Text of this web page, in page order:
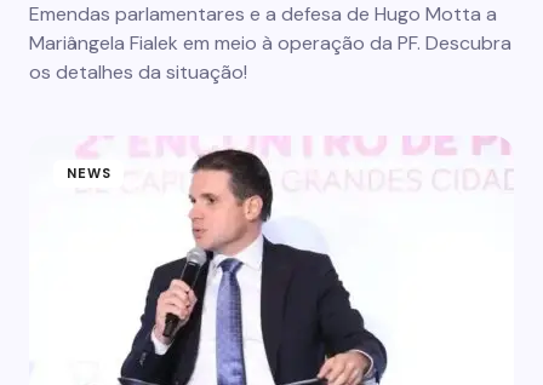
Emendas parlamentares e a defesa de Hugo Motta a
Mariângela Fialek em meio à operação da PF. Descubra
os detalhes da situação!
NEWS